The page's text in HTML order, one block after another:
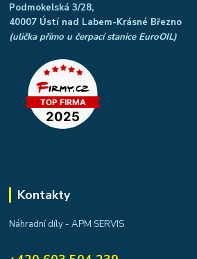
Podmokelská 3/28,
40007 Ústí nad Labem-Krásné Březno
(ulička přímo u čerpací stanice EuroOIL)
Kontakty
Náhradní díly - APM SERVIS